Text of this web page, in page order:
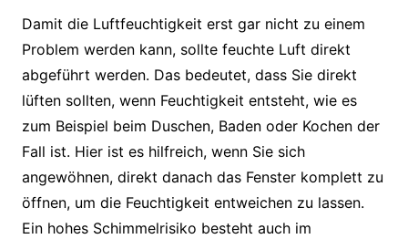
Damit die Luftfeuchtigkeit erst gar nicht zu einem
Problem werden kann, sollte feuchte Luft direkt
abgeführt werden. Das bedeutet, dass Sie direkt
lüften sollten, wenn Feuchtigkeit entsteht, wie es
zum Beispiel beim Duschen, Baden oder Kochen der
Fall ist. Hier ist es hilfreich, wenn Sie sich
angewöhnen, direkt danach das Fenster komplett zu
öffnen, um die Feuchtigkeit entweichen zu lassen.
Ein hohes Schimmelrisiko besteht auch im